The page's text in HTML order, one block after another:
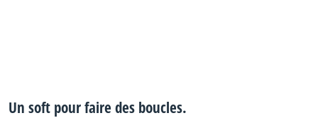
Un soft pour faire des boucles.